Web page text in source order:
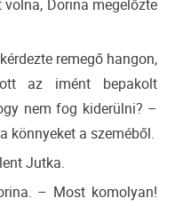
Dorina megelőzte
remegő hangon,
az imént bepakolt
nem fog kiderülni? –
könnyeket a szeméből.
Jutka.
– Most komolyan!